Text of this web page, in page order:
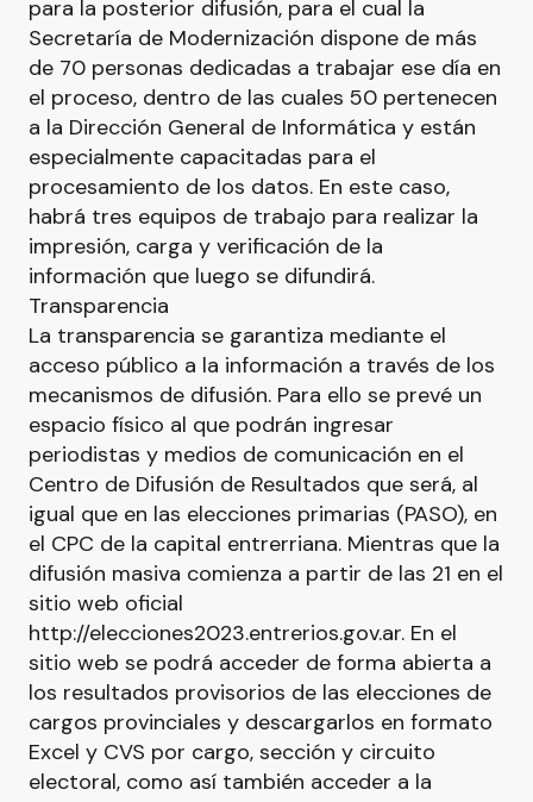
para la posterior difusión, para el cual la
Secretaría de Modernización dispone de más
de 70 personas dedicadas a trabajar ese día en
el proceso, dentro de las cuales 50 pertenecen
a la Dirección General de Informática y están
especialmente capacitadas para el
procesamiento de los datos. En este caso,
habrá tres equipos de trabajo para realizar la
impresión, carga y verificación de la
información que luego se difundirá.
Transparencia
La transparencia se garantiza mediante el
acceso público a la información a través de los
mecanismos de difusión. Para ello se prevé un
espacio físico al que podrán ingresar
periodistas y medios de comunicación en el
Centro de Difusión de Resultados que será, al
igual que en las elecciones primarias (PASO), en
el CPC de la capital entrerriana. Mientras que la
difusión masiva comienza a partir de las 21 en el
sitio web oficial
http://elecciones2023.entrerios.gov.ar. En el
sitio web se podrá acceder de forma abierta a
los resultados provisorios de las elecciones de
cargos provinciales y descargarlos en formato
Excel y CVS por cargo, sección y circuito
electoral, como así también acceder a la